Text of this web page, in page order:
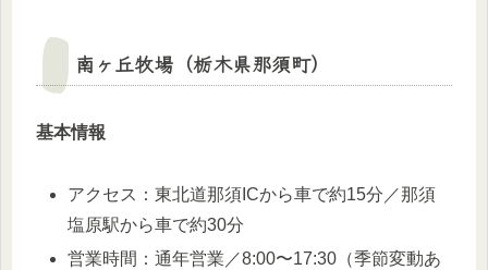
南ヶ丘牧場（栃木県那須町）
基本情報
アクセス：東北道那須ICから車で約15分／那須
塩原駅から車で約30分
営業時間：通年営業／8:00〜17:30（季節変動あ